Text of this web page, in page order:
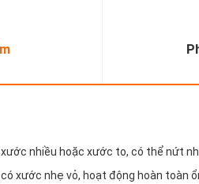
xước nhiều hoặc xước to, có thể nứt
xước nhẹ vỏ, hoạt động hoàn toàn